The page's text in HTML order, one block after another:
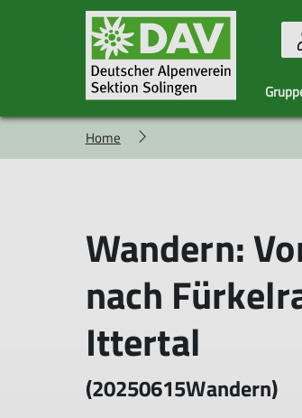
FamiliengruppeDas TeamEhrenamt
Home
Wandern:
nach
Ittertal
(20250615Wandern)